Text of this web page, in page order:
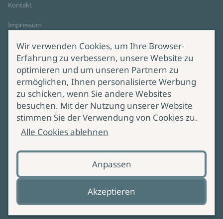
Kontakt
Impressum
Cookie-Einstellungen
AGB Online Shop
Service
Lieferung & Versand
Produktsicherheit
Bei Fragen zur Produktsicherheit
wenden Sie sich bitte an
Wir verwenden Cookies, um Ihre Browser-
Erfahrung zu verbessern, unsere Website zu
optimieren und um unseren Partnern zu
ermöglichen, Ihnen personalisierte Werbung
zu schicken, wenn Sie andere Websites
besuchen. Mit der Nutzung unserer Website
stimmen Sie der Verwendung von Cookies zu.
Alle Cookies ablehnen
Anpassen
Akzeptieren